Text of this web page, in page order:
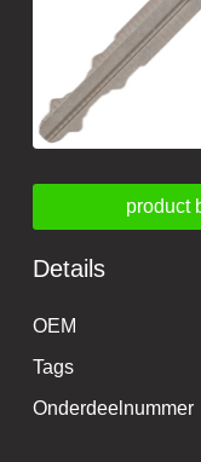
product
Details
OEM
Tags
Onderdeelnummer